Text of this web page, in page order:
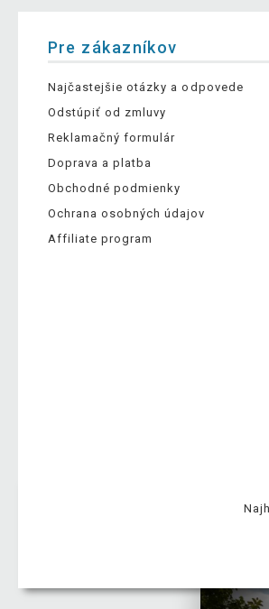
Pre zákazníkov
Najčastejšie otázky a odpovede
Odstúpiť od zmluvy
Reklamačný formulár
Doprava a platba
Obchodné podmienky
Ochrana osobných údajov
Affiliate program